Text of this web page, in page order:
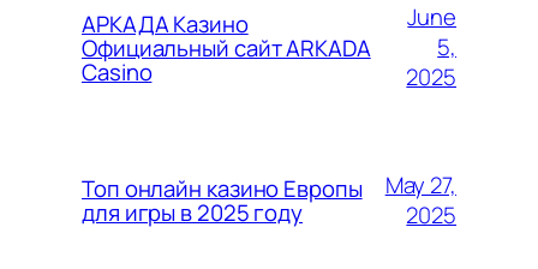
АРКАДА Казино
Официальный сайт ARKADA
Casino
June
5,
2025
Топ онлайн казино Европы
для игры в 2025 году
May 27,
2025